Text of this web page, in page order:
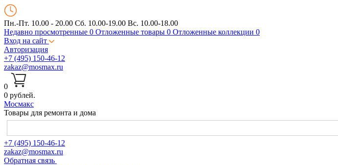
Пн.-Пт. 10.00 - 20.00 Сб. 10.00-19.00 Вс. 10.00-18.00
Недавно просмотренные 0 Отложенные товары 0 Отложенные коллекции 0
Вход на сайт
Авторизация
+7 (495) 150-46-12
zakaz@mosmax.ru
0
0 рублей.
Мосмакс
Товары для ремонта и дома
+7 (495) 150-46-12
zakaz@mosmax.ru
Обратная связь